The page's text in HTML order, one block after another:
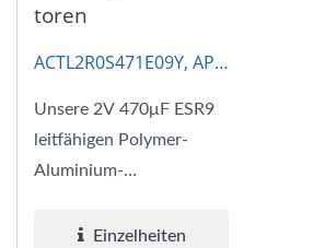
Toren
ACTL2R0S471E09Y, AP-
Unsere 2V 470μF ESR9
leitfähigen Polymer-
Aluminium-
kombinieren die
Einzelheiten